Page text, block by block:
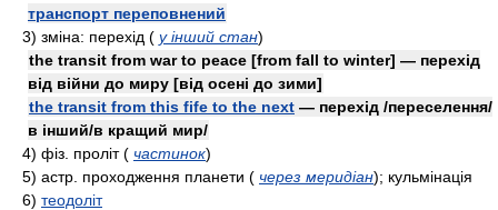
транспорт переповнений
3) зміна: перехід ( у інший стан)
the transit from war to peace [from fall to winter] — перехід
від війни до миру [від осені до зими]
the transit from this fife to the next — перехід /переселення/
в інший/в кращий мир/
4) фiз. проліт( частинок)
5) acтp. проходження планети ( через меридіан); кульмінація
6) теодоліт